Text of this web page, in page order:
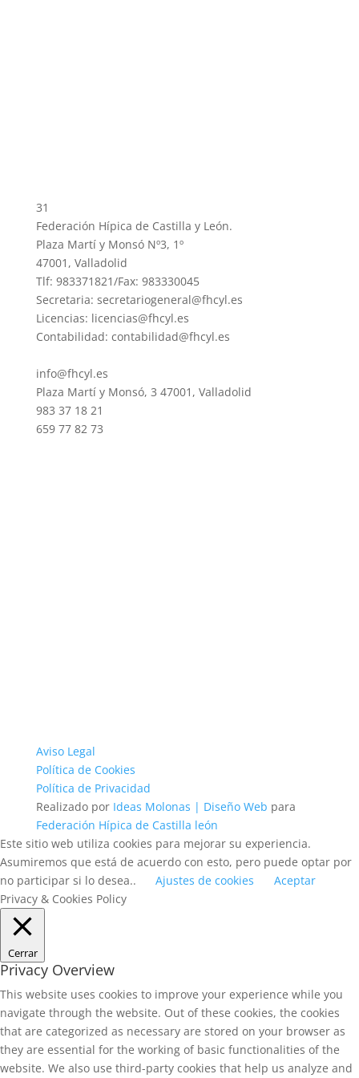
31
Federación Hípica de Castilla y León.
Plaza Martí y Monsó Nº3, 1º
47001, Valladolid
Tlf: 983371821/Fax: 983330045
Secretaria: secretariogeneral@fhcyl.es
Licencias: licencias@fhcyl.es
Contabilidad: contabilidad@fhcyl.es
info@fhcyl.es
Plaza Martí y Monsó, 3 47001, Valladolid
983 37 18 21
659 77 82 73
Aviso Legal
Política de Cookies
Política de Privacidad
Realizado por Ideas Molonas | Diseño Web para
Federación Hípica de Castilla león
Este sitio web utiliza cookies para mejorar su experiencia.
Asumiremos que está de acuerdo con esto, pero puede optar por
no participar si lo desea..
Ajustes de cookies
Aceptar
Privacy & Cookies Policy
Cerrar
Privacy Overview
This website uses cookies to improve your experience while you
navigate through the website. Out of these cookies, the cookies
that are categorized as necessary are stored on your browser as
they are essential for the working of basic functionalities of the
website. We also use third-party cookies that help us analyze and